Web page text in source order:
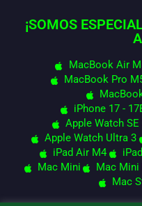
¡SOMOS
MacBook Air
MacBook Pro
iPhone 17 -
Apple Watch SE
Apple Watch Ultra 3
iPad Air M4
Mac Mini
Mac Mini
Mac